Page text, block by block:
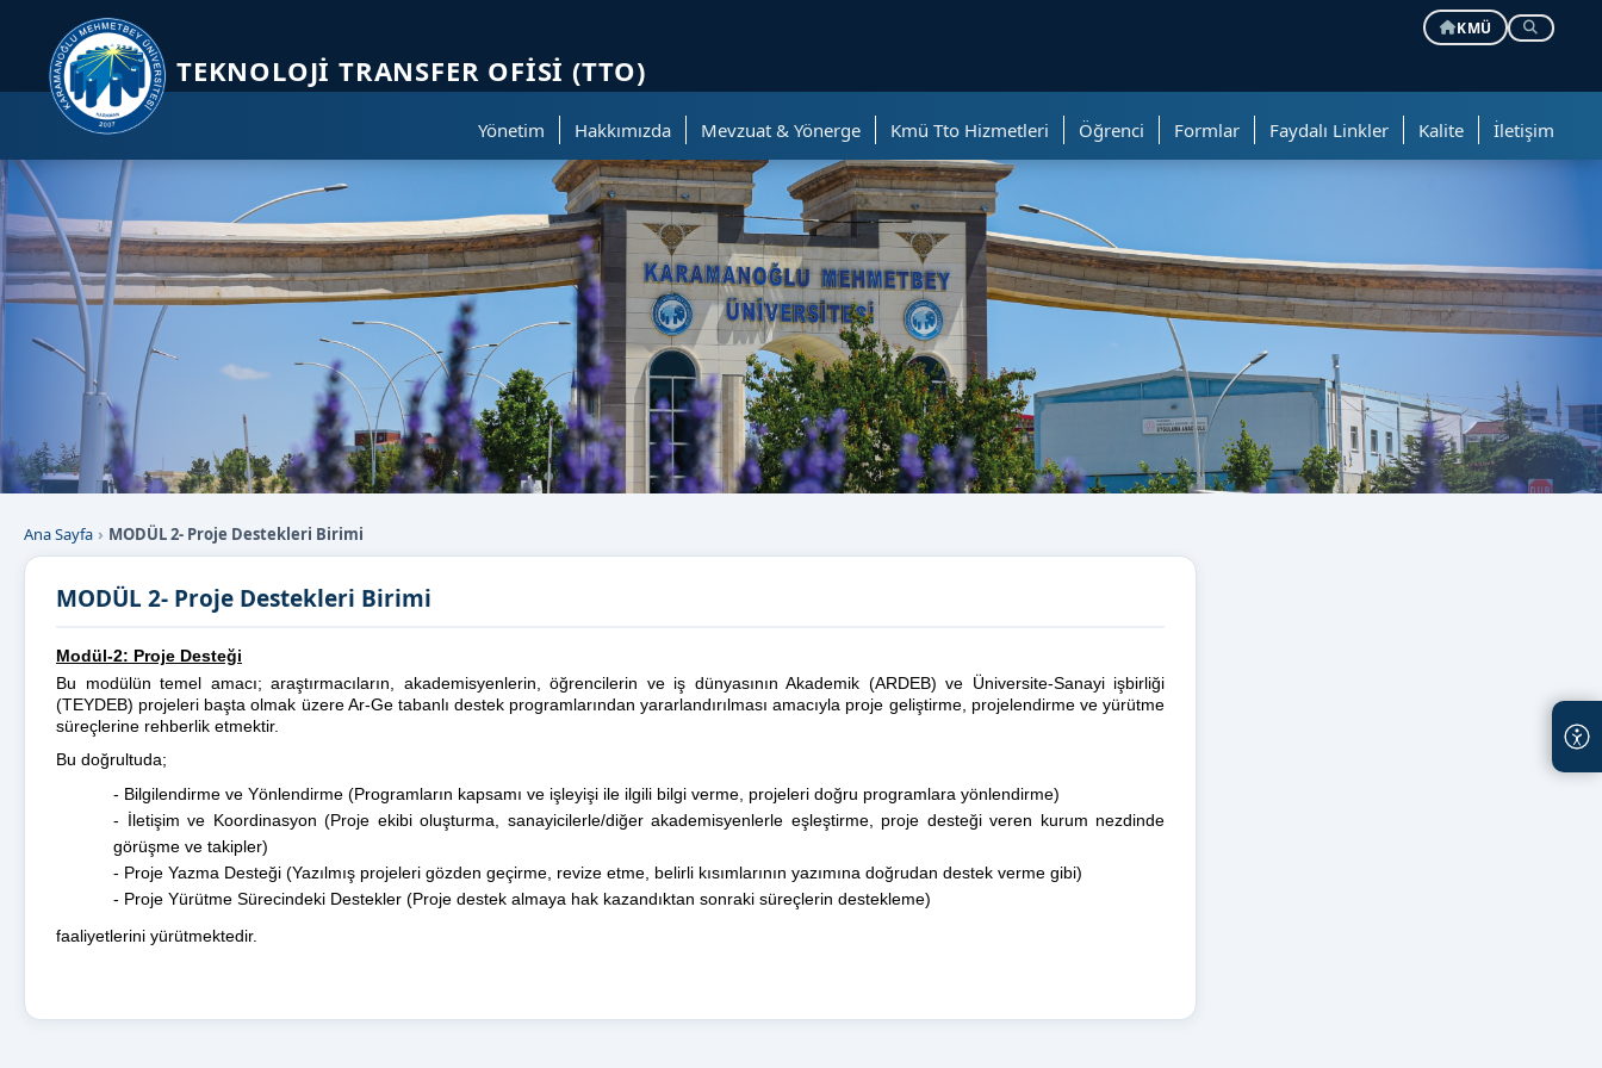
KMÜ
TEKNOLOJI TRANSFER OFISI (TTO)
Yönetim Hakkımızda Mevzuat & Yönerge Kmü Tto Hizmetleri Öğrenci Formlar Faydalı Linkler Kalite İletişim
Ana Sayfa MODÜL 2- Proje Destekleri Birimi
MODÜL 2- Proje Destekleri Birimi
Modül-2: Proje Desteği
Bu modülün temel amacı; araştırmacıların, akademisyenlerin, öğrencilerin ve iş dünyasının Akademik (ARDEB) ve Üniversite-Sanayi işbirliği
(TEYDEB) projeleri başta olmak üzere Ar-Ge tabanlı destek programlarından yararlandırılması amacıyla proje geliştirme, projelendirme ve yürütme
süreçlerine rehberlik etmektir.
Bu doğrultuda;
- Bilgilendirme ve Yönlendirme (Programların kapsamı ve işleyişi ile ilgili bilgi verme, projeleri doğru programlara yönlendirme)
- İletişim ve Koordinasyon (Proje ekibi oluşturma, sanayicilerle/diğer akademisyenlerle eşleştirme, proje desteği veren kurum nezdinde
görüşme ve takipler)
- Proje Yazma Desteği (Yazılmış projeleri gözden geçirme, revize etme, belirli kısımlarının yazımına doğrudan destek verme gibi)
- Proje Yürütme Sürecindeki Destekler (Proje destek almaya hak kazandıktan sonraki süreçlerin destekleme)
faaliyetlerini yürütmektedir.